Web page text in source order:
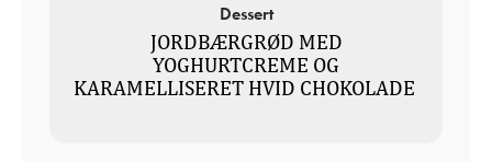
Dessert
JORDBÆRGRØD MED
YOGHURTCREME OG
KARAMELLISERET HVID CHOKOLADE